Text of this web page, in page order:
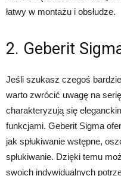
łatwy w montażu i obsłudze.
2. Geberit
Jeśli szukasz czegoś
warto zwrócić uwagę na
charakteryzują się
funkcjami. Geberit Sigma
jak spłukiwanie wstępne,
spłukiwanie. Dzięki temu
swoich indywidualnych